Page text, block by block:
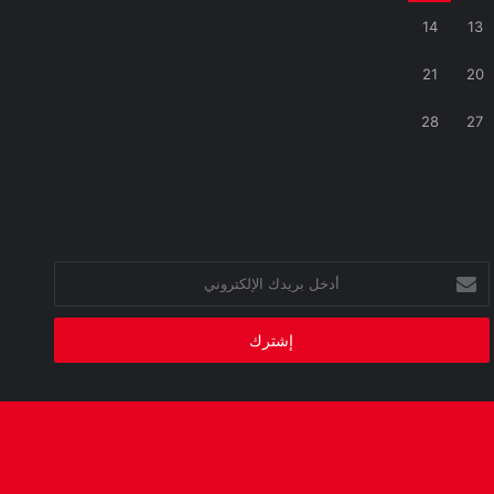
13
14
20
21
27
28
أدخل
بريدك
الإلكتروني